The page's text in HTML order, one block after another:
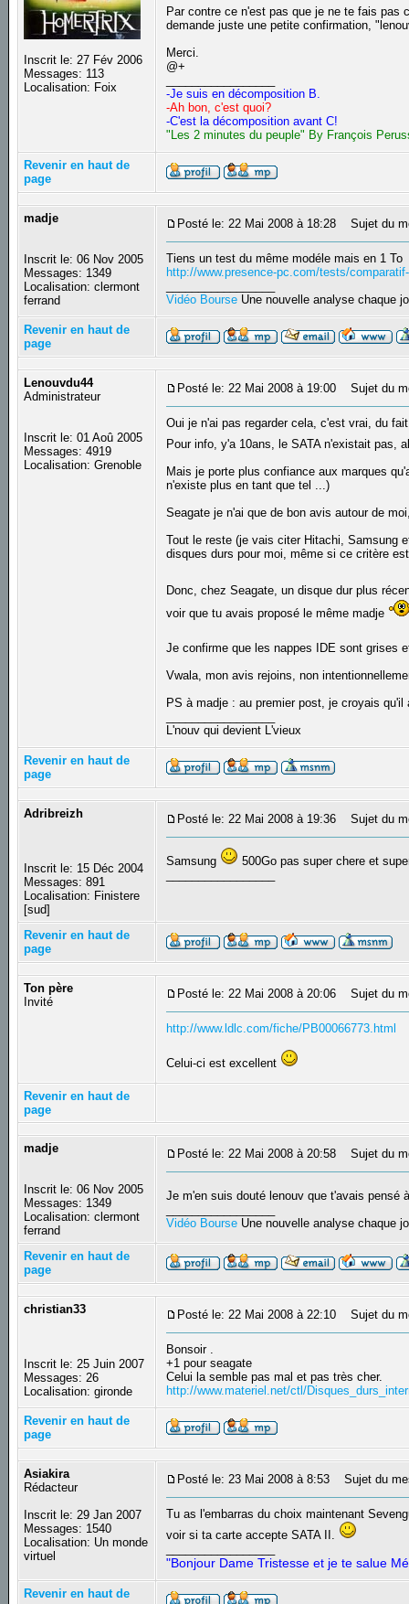
Inscrit le: 27 Fév 2006
Messages: 113
Localisation: Foix
Par contre ce n'est pas que je ne te fais
demande juste une petite confirmation,
Merci.
@+
-Je suis en décomposition B.
-Ah bon, c'est quoi?
-C'est la décomposition avant C!
"Les 2 minutes du peuple" By François
Revenir en haut de
page
madje
Inscrit le: 06 Nov 2005
Messages: 1349
Localisation: clermont
ferrand
Posté le: 22 Mai 2008 à 18:28 Sujet du
Tiens un test du même modéle mais en 1 To
http://www.presence-pc.com/tests/
Vidéo Bourse Une nouvelle analyse chaque
Revenir en haut de
page
Lenouvdu44
Administrateur
Inscrit le: 01 Aoû 2005
Messages: 4919
Localisation: Grenoble
Posté le: 22 Mai 2008 à 19:00 Sujet du
Oui je n'ai pas regarder cela, c'est vrai, du
Pour info, y'a 10ans, le SATA n'existait pas,
Mais je porte plus confiance aux marques
n'existe plus en tant que tel ...)
Seagate je n'ai que de bon avis autour de
Tout le reste (je vais citer Hitachi, Samsung
disques durs pour moi, même si ce critère
Donc, chez Seagate, un disque dur plus
voir que tu avais proposé le même madje
Je confirme que les nappes IDE sont grises
Vwala, mon avis rejoins, non
PS à madje : au premier post, je croyais
L'nouv qui devient L'vieux
Revenir en haut de
page
Adribreizh
Inscrit le: 15 Déc 2004
Messages: 891
Localisation: Finistere
[sud]
Posté le: 22 Mai 2008 à 19:36 Sujet du
Samsung
500Go pas super chere et
Revenir en haut de
page
Ton père
Invité
Posté le: 22 Mai 2008 à 20:06 Sujet du
http://www.ldlc.com/fiche/PB00066773.html
Celui-ci est excellent
Revenir en haut de
page
madje
Inscrit le: 06 Nov 2005
Messages: 1349
Localisation: clermont
ferrand
Posté le: 22 Mai 2008 à 20:58 Sujet du
Je m'en suis douté lenouv que t'avais pensé
Vidéo Bourse Une nouvelle analyse chaque
Revenir en haut de
page
christian33
Inscrit le: 25 Juin 2007
Messages: 26
Localisation: gironde
Posté le: 22 Mai 2008 à 22:10 Sujet du
Bonsoir .
+1 pour seagate
Celui la semble pas mal et pas très cher.
http://www.materiel.net/ctl/
Revenir en haut de
page
Asiakira
Rédacteur
Inscrit le: 29 Jan 2007
Messages: 1540
Localisation: Un monde
virtuel
Posté le: 23 Mai 2008 à 8:53 Sujet du
Tu as l'embarras du choix maintenant
voir si ta carte accepte SATA II.
"Bonjour Dame Tristesse et je te salue
Revenir en haut de